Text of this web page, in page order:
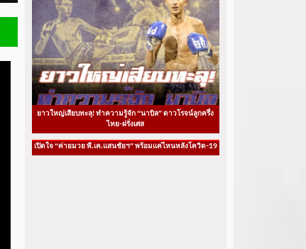
ยาวใหญ่เสียบทะลุ! ทำความรู้จัก “นาบิล” ดาวโรจน์ลูกครึ่ง
ไทย-ฝรั่งเศส
เปิดใจ “ค่ายมวย พี.เค.แสนชัยฯ” พร้อมแค่ไหนหลังโควิด-19